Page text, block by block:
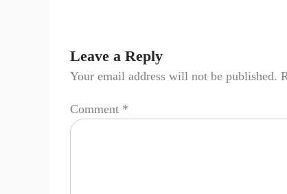
Leave a Reply
Your email address will not be published.
Comment *